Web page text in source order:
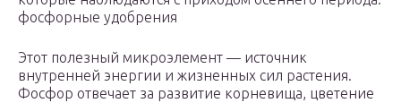
фосфорные удобрения
Этот полезный микроэлемент — источник
внутренней энергии и жизненных сил растения.
Фосфор отвечает за развитие корневища, цветение